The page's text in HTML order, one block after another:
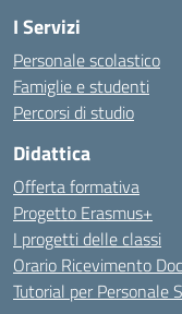
I Servizi
Personale scolastico
Famiglie e studenti
Percorsi di studio
Didattica
Offerta formativa
Progetto Erasmus+
I progetti delle classi
Orario Ricevimento
Tutorial per Personale